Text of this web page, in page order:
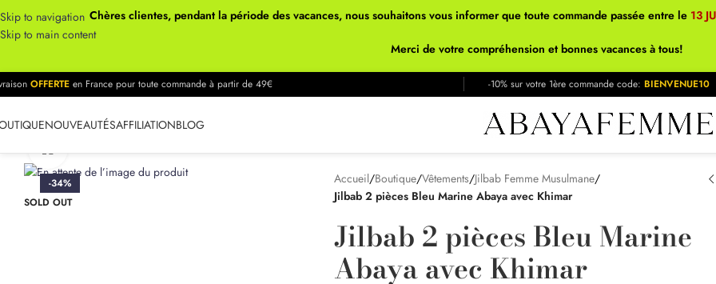
Skip to navigation
Skip to main content
Chères clientes, pendant la période des vacances, nous souhaitons vous informer que toute commande passée entre le 13
Merci de votre compréhension et bonnes vacances à tous!
OFFERTE en France pour toute commande à partir de 49€ -10% sur votre 1ère commande code: BIENVENUE10
NOUVEAUTÉSAFFILIATIONBLOG
-34%
SOLD OUT
Accueil/Boutique/Vêtements/Jilbab Femme Musulmane/
Jilbab 2 pièces Bleu Marine Abaya avec Khimar
Jilbab 2 pièces Bleu Marine
Abaya avec Khimar